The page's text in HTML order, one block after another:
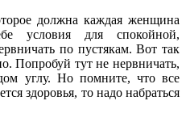
должна каждая женщина
условия для спокойной,
по пустякам. Вот так
Попробуй тут не нервничать,
углу. Но помните, что все
здоровья, то надо набраться